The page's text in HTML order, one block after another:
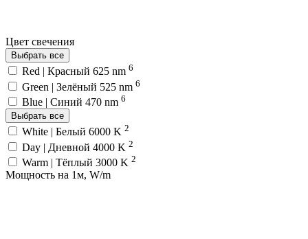
Цвет свечения
Выбрать все
Red | Красный 625 nm 6
Green | Зелёный 525 nm 6
Blue | Синий 470 nm 6
Выбрать все
White | Белый 6000 K 2
Day | Дневной 4000 K 2
Warm | Тёплый 3000 K 2
Мощность на 1м, W/m